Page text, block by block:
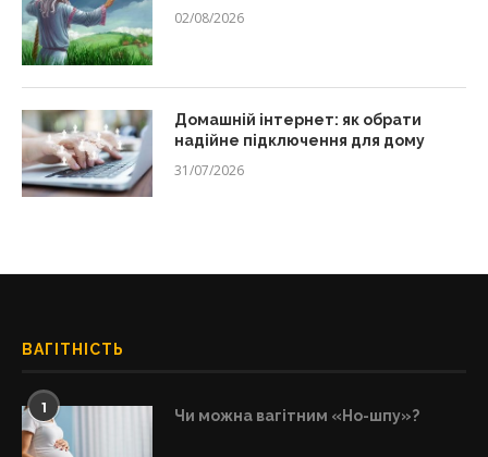
02/08/2026
Домашній інтернет: як обрати
надійне підключення для дому
31/07/2026
ВАГІТНІСТЬ
1 Чи можна вагітним «Но-шпу»?